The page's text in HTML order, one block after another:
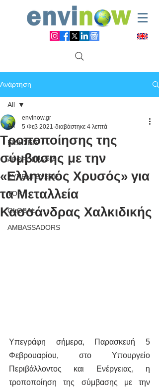
Ανάρτηση
All
ΕΙΔΗΣΕΙΣ
ΑΡΘΡΟΓΡΑΦΙΑ
ΣΥΝΕΝΤΕΥΞΕΙΣ
TOP
GLOBAL
AMBASSADORS
All
Τροποποίησης της
σύμβασης με την
«Ελληνικός Χρυσός» για
τα Μεταλλεία
Κασσάνδρας Χαλκιδικής
envinow.gr
5 Φεβ 2021 διαβάστηκε 4 λεπτά
Υπεγράφη σήμερα, Παρασκευή 5
Φεβρουαρίου, στο Υπουργείο
Περιβάλλοντος και Ενέργειας, η
τροποποίηση της σύμβασης με την